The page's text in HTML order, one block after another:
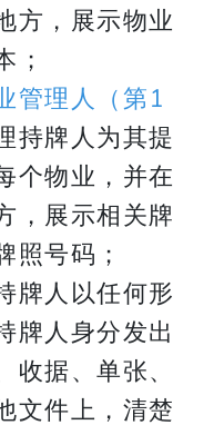
方，展示物业
；
管理人（第1
持牌人为其提
个物业，并在
，展示相关牌
照号码；
牌人以任何形
牌人身分发出
据、单张、
文件上，清楚